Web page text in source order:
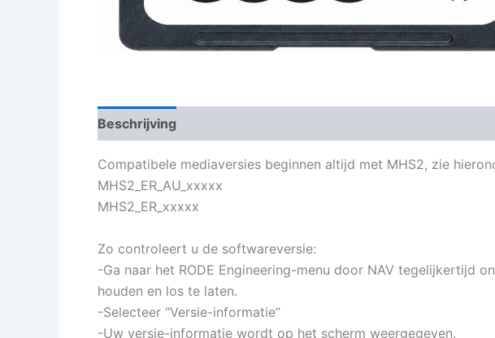
Beschrijving
Compatibele mediaversies beginnen altijd met MHS2, zie
MHS2_ER_AU_xxxxx
MHS2_ER_xxxxx
Zo controleert u de softwareversie:
-Ga naar het RODE Engineering-menu door NAV tegelijkertijd
houden en los te laten.
-Selecteer “Versie-informatie”
-Uw versie-informatie wordt op het scherm weergegeven.